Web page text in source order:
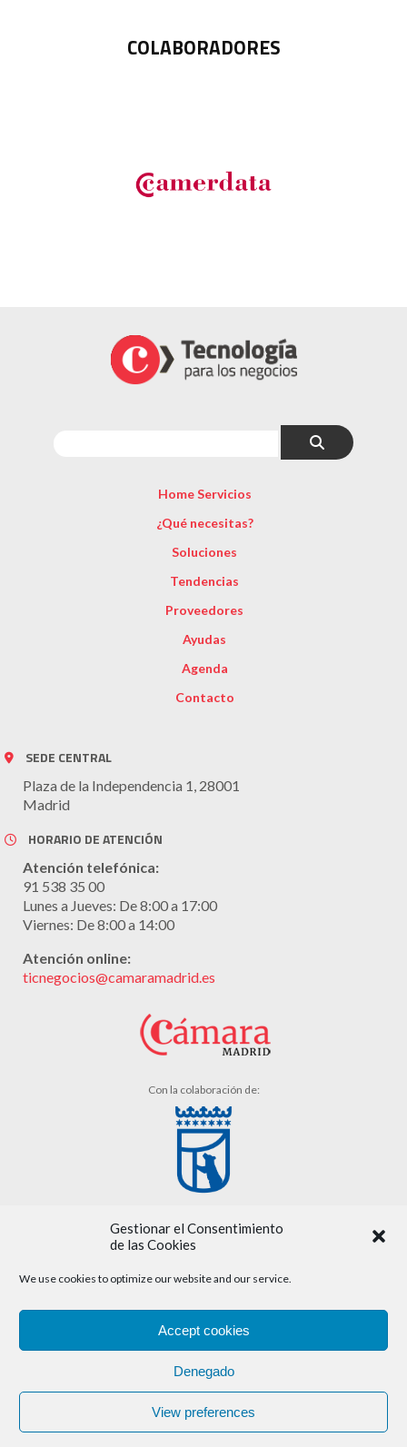
Gestionar el Consentimiento
de las Cookies
We use cookies to optimize our website and our service.
Accept cookies
Denegado
View preferences
COLABORADORES
Home Servicios
¿Qué necesitas?
Soluciones
Tendencias
Proveedores
Ayudas
Agenda
Contacto
SEDE CENTRAL
Plaza de la Independencia 1, 28001
Madrid
HORARIO DE ATENCIÓN
Atención telefónica:
91 538 35 00
Lunes a Jueves: De 8:00 a 17:00
Viernes: De 8:00 a 14:00
Atención online:
ticnegocios@camaramadrid.es
Con la colaboración de:
Aviso legal
Política de privacidad